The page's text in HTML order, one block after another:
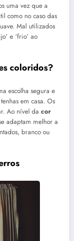
uma vez que a
como no caso das
Mal utilizados
e ‘frio’ ao
coloridos?
escolha segura e
em casa. Os
Ao nível da cor
adaptam melhor a
branco ou